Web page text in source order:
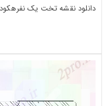
دانلود نقشه تخت یک